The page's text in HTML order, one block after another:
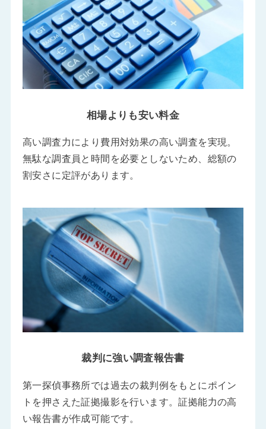
相場よりも安い料金
高い調査力により費用対効果の高い調査を実現。
無駄な調査員と時間を必要としないため、総額の
割安さに定評があります。
裁判に強い調査報告書
第一探偵事務所では過去の裁判例をもとにポイン
トを押さえた証拠撮影を行います。証拠能力の高
い報告書が作成可能です。